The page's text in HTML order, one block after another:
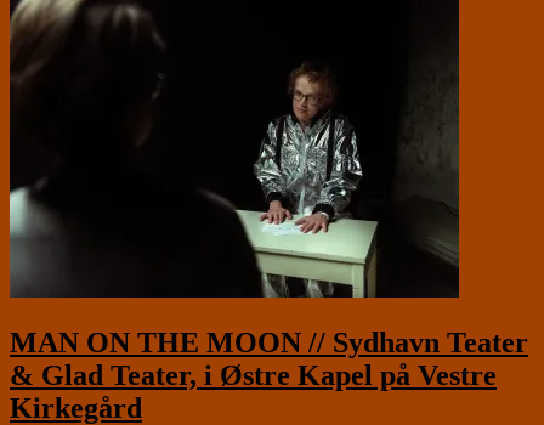
MAN ON THE MOON // Sydhavn Teater
& Glad Teater, i Østre Kapel på Vestre
Kirkegård